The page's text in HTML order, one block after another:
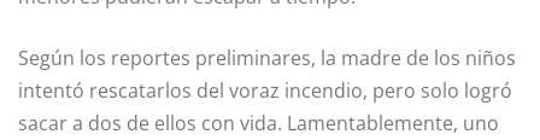
Según los reportes preliminares, la madre de los niños
intentó rescatarlos del voraz incendio, pero solo logró
sacar a dos de ellos con vida. Lamentablemente, uno